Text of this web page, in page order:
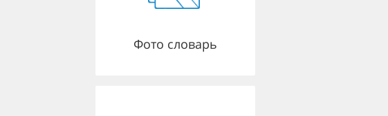
Фото словарь